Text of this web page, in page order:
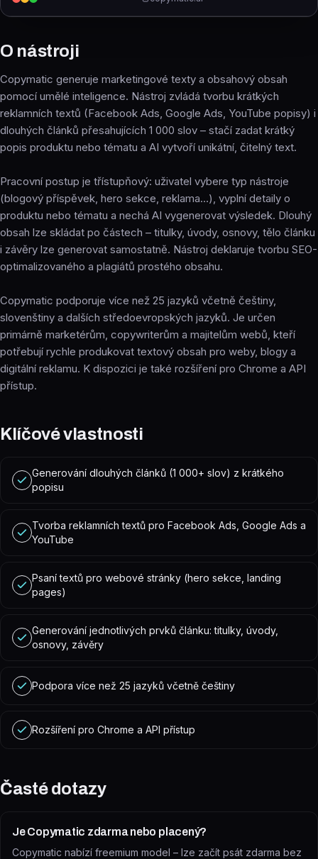
O nástroji
Copymatic generuje marketingové texty a obsahový obsah
pomocí umělé inteligence. Nástroj zvládá tvorbu krátkých
reklamních textů (Facebook Ads, Google Ads, YouTube popisy) i
dlouhých článků přesahujících 1 000 slov – stačí zadat krátký
popis produktu nebo tématu a AI vytvoří unikátní, čitelný text.
Pracovní postup je třístupňový: uživatel vybere typ nástroje
(blogový příspěvek, hero sekce, reklama…), vyplní detaily o
produktu nebo tématu a nechá AI vygenerovat výsledek. Dlouhý
obsah lze skládat po částech – titulky, úvody, osnovy, tělo článku
i závěry lze generovat samostatně. Nástroj deklaruje tvorbu SEO-
optimalizovaného a plagiátů prostého obsahu.
Copymatic podporuje více než 25 jazyků včetně češtiny,
slovenštiny a dalších středoevropských jazyků. Je určen
primárně marketérům, copywriterům a majitelům webů, kteří
potřebují rychle produkovat textový obsah pro weby, blogy a
digitální reklamu. K dispozici je také rozšíření pro Chrome a API
přístup.
Klíčové vlastnosti
Generování dlouhých článků (1 000+ slov) z krátkého
popisu
Tvorba reklamních textů pro Facebook Ads, Google Ads a
YouTube
Psaní textů pro webové stránky (hero sekce, landing
pages)
Generování jednotlivých prvků článku: titulky, úvody,
osnovy, závěry
Podpora více než 25 jazyků včetně češtiny
Rozšíření pro Chrome a API přístup
Časté dotazy
Je Copymatic zdarma nebo placený?
Copymatic nabízí freemium model – lze začít psát zdarma bez